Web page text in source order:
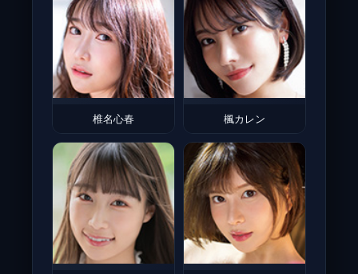
椎名心春 楓カレン